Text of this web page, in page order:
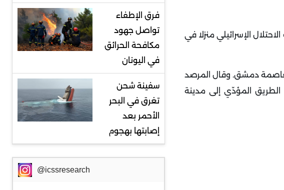
الإسرائيلي منزلا في
دمشق. وقال المرصد
الغربي، قرب الطريق المؤدّي إلى مدينة
فرق الإطفاء
تواصل جهود
مكافحة الحرائق
في اليونان
سفينة شحن
تغرق في البحر
الأحمر بعد
إصابتها بهجوم
@icssresearch